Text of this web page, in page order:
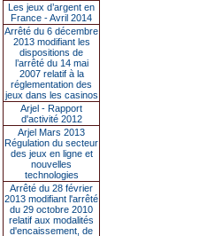
Les jeux d’argent en
France - Avril 2014
Arrêté du 6 décembre
2013 modifiant les
dispositions de
l’arrêté du 14 mai
2007 relatif à la
réglementation des
jeux dans les casinos
Arjel - Rapport
d'activité 2012
Arjel Mars 2013
Régulation du secteur
des jeux en ligne et
nouvelles
technologies
Arrêté du 28 février
2013 modifiant l'arrêté
du 29 octobre 2010
relatif aux modalités
d'encaissement, de